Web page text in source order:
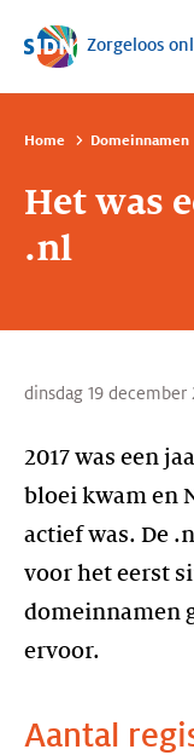
Sla navigatie
Zorgeloos
Home Domeinnamen
Het was
.nl
dinsdag 19 december
2017 was een
bloei kwam en
actief was. De
voor het eerst
domeinnamen
ervoor.
Aantal